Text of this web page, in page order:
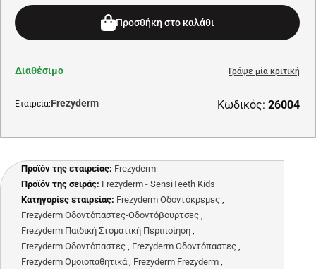
Προσθήκη στο καλάθι
Εταιρεία:Frezyderm Κωδικός: 26004
Διαθέσιμο Γράψε μία κριτική
Προϊόν της εταιρείας: Frezyderm
Προϊόν της σειράς: Frezyderm - SensiTeeth Kids
Κατηγορίες εταιρείας: Frezyderm Οδοντόκρεμες ,
Frezyderm Οδοντόπαστες-Οδοντόβουρτσες ,
Frezyderm Παιδική Στοματική Περιποίηση ,
Frezyderm Οδοντόπαστες , Frezyderm Οδοντόπαστες ,
Frezyderm Ομοιοπαθητικά, Frezyderm Frezyderm ,